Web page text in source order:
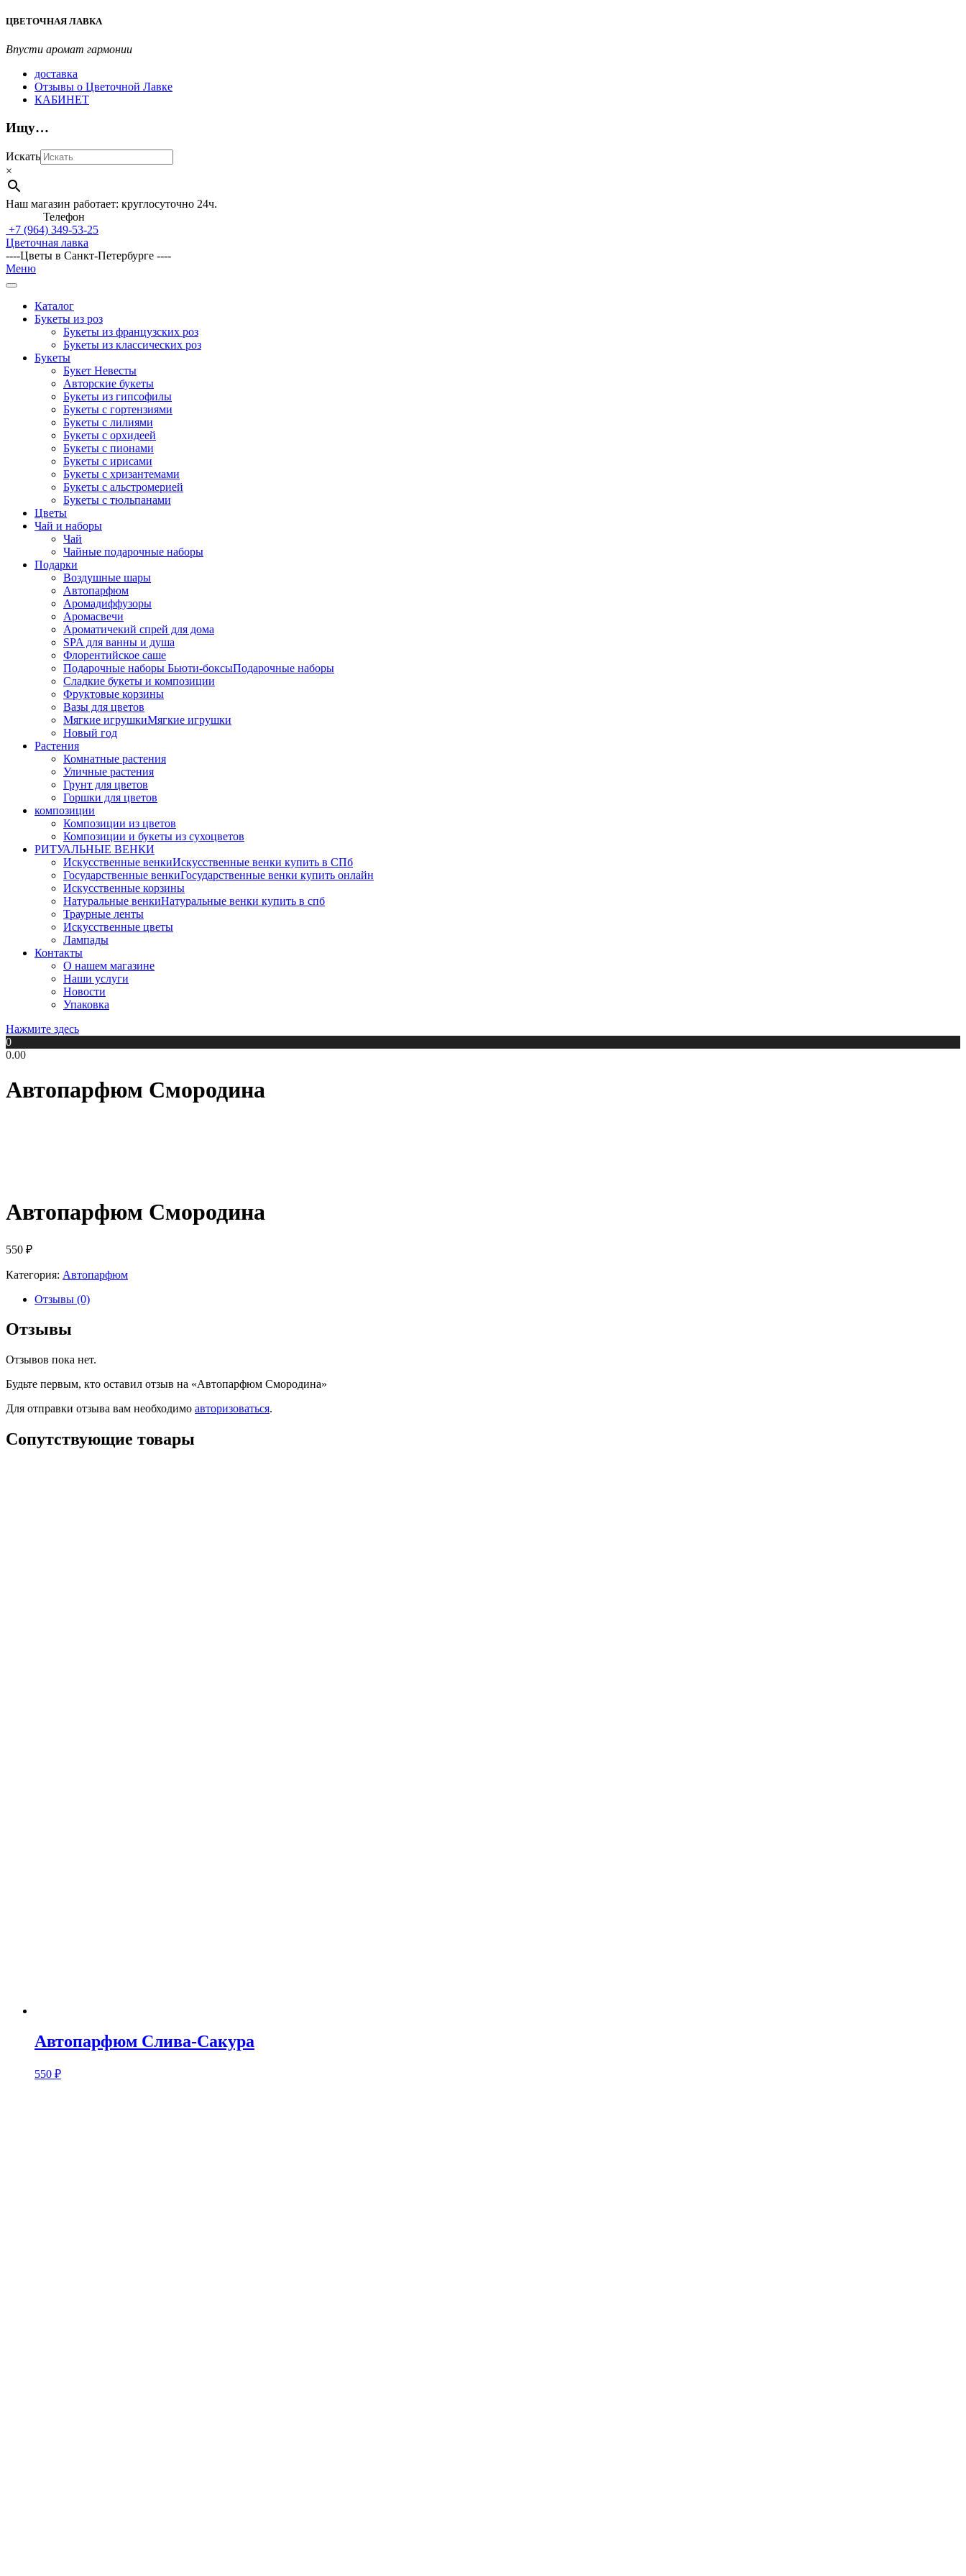
Перейти
содержимому
ЦВЕТОЧНАЯ ЛАВКА
Впусти аромат гармонии
доставка
Отзывы о Цветочной Лавке
КАБИНЕТ
Ищу…
Искать
×
Наш магазин работает: круглосуточно 24ч.
Телефон
+7 (964) 349-53-25
Цветочная лавка
----Цветы в Санкт-Петербурге ----
Главное
навигационное
Меню
Каталог
Букеты из роз
Букеты из французских роз
Букеты из классических роз
Букеты
Букет Невесты
Авторские букеты
Букеты из гипсофилы
Букеты с гортензиями
Букеты с лилиями
Букеты с орхидеей
Букеты с пионами
Букеты с ирисами
Букеты с хризантемами
Букеты с альстромерией
Букеты с тюльпанами
Цветы
Чай и наборы
Чай
Чайные подарочные наборы
Подарки
Воздушные шары
Автопарфюм
Аромадиффузоры
Аромасвечи
Ароматичекий спрей для дома
SPA для ванны и душа
Флорентийское саше
Подарочные наборы Бьюти-боксыПодарочные наборы
Сладкие букеты и композиции
Фруктовые корзины
Вазы для цветов
Мягкие игрушкиМягкие игрушки
Новый год
Растения
Комнатные растения
Уличные растения
Грунт для цветов
Горшки для цветов
композиции
Композиции из цветов
Композиции и букеты из сухоцветов
РИТУАЛЬНЫЕ ВЕНКИ
Искусственные венкиИскусственные венки купить в СПб
Государственные венкиГосударственные венки купить онлайн
Искусственные корзины
Натуральные венкиНатуральные венки купить в спб
Траурные ленты
Искусственные цветы
Лампады
Контакты
О нашем магазине
Наши услуги
Новости
Упаковка
Нажмите здесь
0
0.00
Автопарфюм Смородина
Автопарфюм Смородина
550 ₽
Категория: Автопарфюм
Отзывы (0)
Отзывы
Отзывов пока нет.
Будьте первым, кто оставил отзыв на «Автопарфюм Смородина»
Для отправки отзыва вам необходимо авторизоваться.
Сопутствующие товары
Автопарфюм Слива-Сакура
550 ₽